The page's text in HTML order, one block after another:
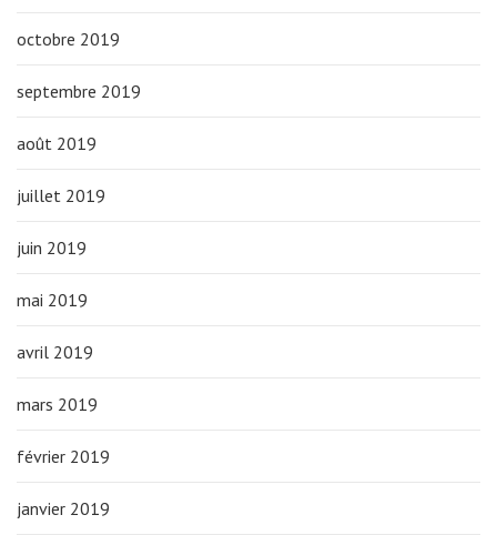
octobre 2019
septembre 2019
août 2019
juillet 2019
juin 2019
mai 2019
avril 2019
mars 2019
février 2019
janvier 2019